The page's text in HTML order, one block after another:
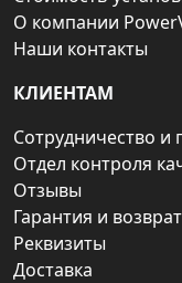
О компании
Наши контакты
КЛИЕНТАМ
Сотрудничество и
Отдел контроля
Отзывы
Гарантия и возврат
Реквизиты
Доставка